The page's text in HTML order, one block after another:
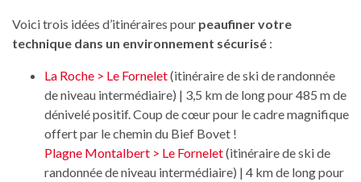
Voici trois idées d’itinéraires pour peaufiner votre
technique dans un environnement sécurisé :
La Roche > Le Fornelet(itinéraire de ski de randonnée
de niveau intermédiaire) | 3,5 km de long pour 485 m de
dénivelé positif. Coup de cœur pour le cadre magnifique
offert par le chemin du Bief Bovet !
Plagne Montalbert > Le Fornelet(itinéraire de ski de
randonnée de niveau intermédiaire) | 4 km de long pour